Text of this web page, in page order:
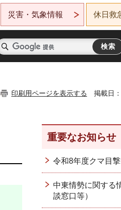
災害・気象情報 休日救
印刷用ページを表示する 掲載日
重要なお知らせ
令和8年度クマ目
中東情勢に関する
談窓口等）